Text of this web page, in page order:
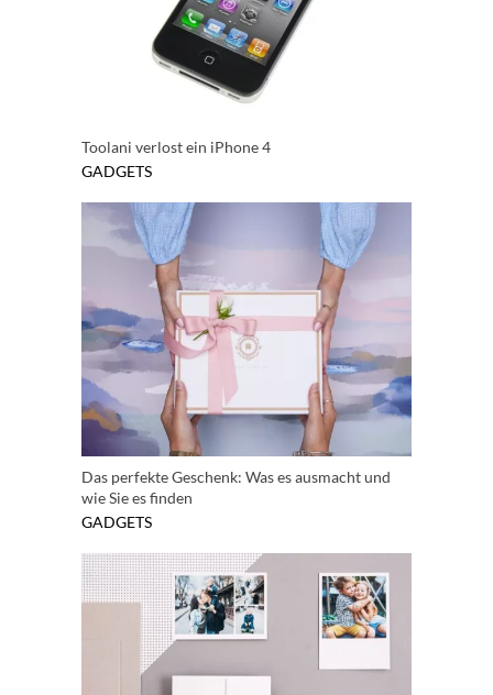
Toolani verlost ein iPhone 4
GADGETS
Das perfekte Geschenk: Was es ausmacht und
wie Sie es finden
GADGETS